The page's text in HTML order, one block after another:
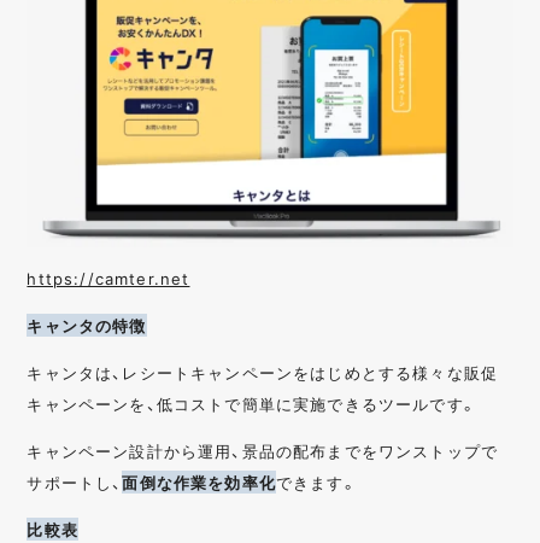
https://camter.net
キャンタの特徴
キャンタは、レシートキャンペーンをはじめとする様々な販促
キャンペーンを、低コストで簡単に実施できるツールです。
キャンペーン設計から運用、景品の配布までをワンストップで
サポートし、面倒な作業を効率化できます。
比較表